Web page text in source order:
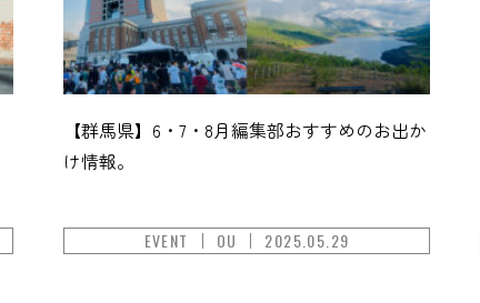
【群馬県】6・7・8月編集部おすすめのお出か
け情報。
EVENT OU 2025.05.29